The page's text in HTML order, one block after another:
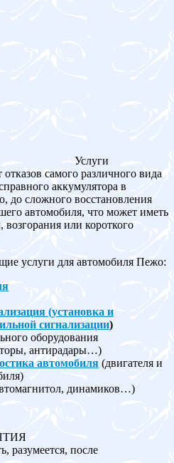
Услуги
самого различного вида
аккумулятора в
до сложного восстановления
автомобиля, что может иметь
возгорания или короткого
услуги для автомобиля Пежо:
(установка и
сигнализации)
оборудования
антирадары…)
автомобиля (двигателя и
динамиков…)
разумеется, после